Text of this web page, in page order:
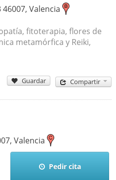
46007, Valencia
fitoterapia, flores de
metamórfica y Reiki,
Guardar Compartir
, Valencia
Pedir cita